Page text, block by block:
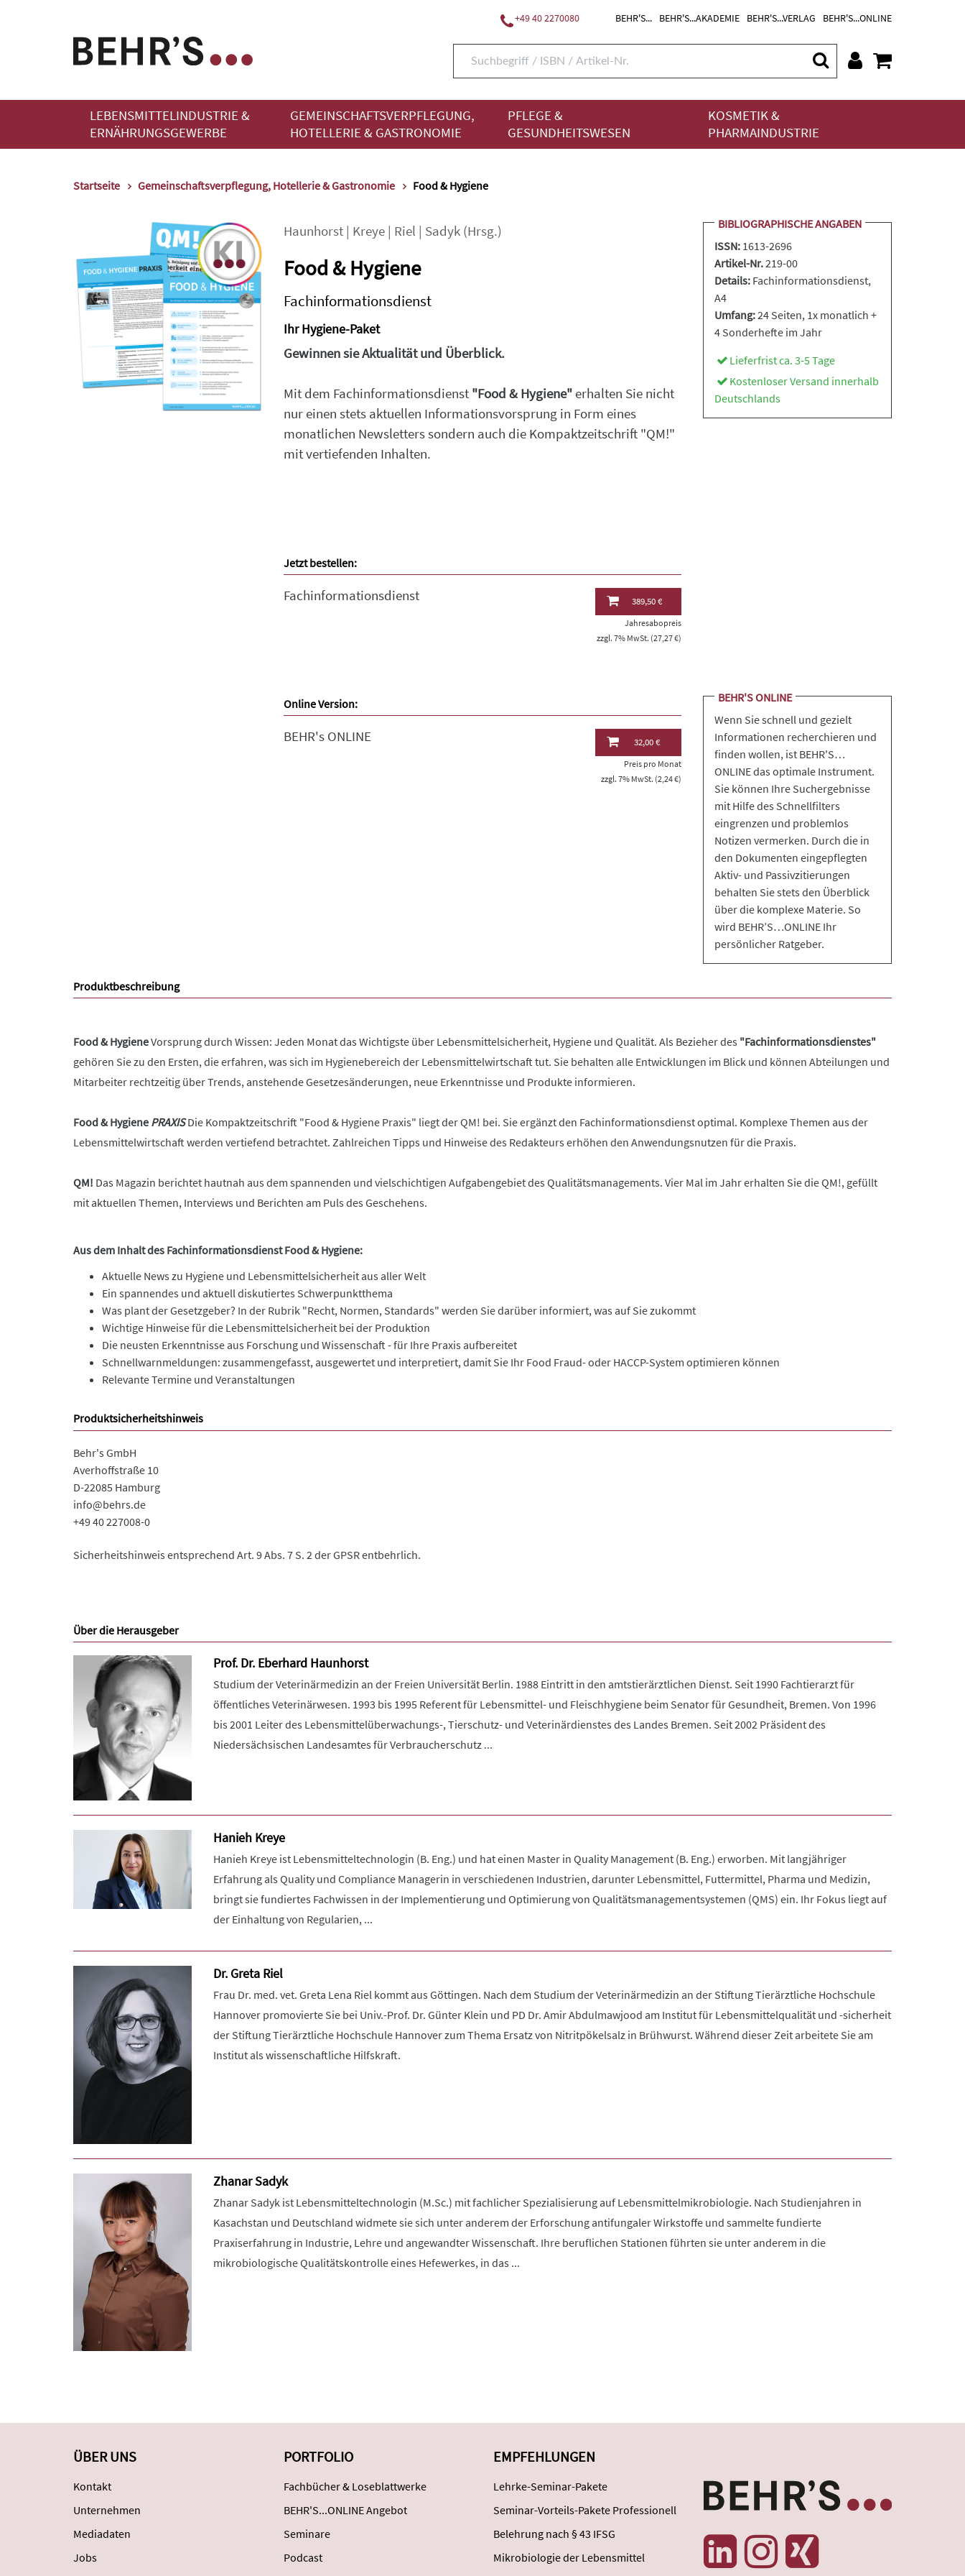
+49 40 2270080 BEHR'S... BEHR'S...AKADEMIE BEHR'S...VERLAG BEHR'S...ONLINE
LEBENSMITTELINDUSTRIE &
ERNÄHRUNGSGEWERBE
GEMEINSCHAFTSVERPFLEGUNG,
HOTELLERIE & GASTRONOMIE
PFLEGE &
GESUNDHEITSWESEN
KOSMETIK &
PHARMAINDUSTRIE
Startseite Gemeinschaftsverpflegung, Hotellerie & Gastronomie Food & Hygiene
Haunhorst| Kreye| Riel | Sadyk(Hrsg.)
Food & Hygiene
Fachinformationsdienst
Ihr Hygiene-Paket
Gewinnen sie Aktualität und Überblick.
Mit dem Fachinformationsdienst"Food & Hygiene"erhalten Sie nicht
nur einen stets aktuellen Informationsvorsprung in Form eines
monatlichen Newsletters sondern auch die Kompaktzeitschrift "QM!"
mit vertiefenden Inhalten.
BIBLIOGRAPHISCHE ANGABEN
ISSN: 1613-2696
Artikel-Nr.219-00
Details: Fachinformationsdienst,
A4
Umfang:24 Seiten, 1x monatlich +
4 Sonderhefte im Jahr
Lieferfrist ca. 3-5 Tage
Kostenloser Versand innerhalb
Deutschlands
Jetzt bestellen:
Fachinformationsdienst 389,50 €
Jahresabopreis
zzgl. 7% MwSt. (27,27 €)
Online Version:
BEHR's ONLINE 32,00 €
Preis pro Monat
zzgl. 7% MwSt. (2,24 €)
BEHR'S ONLINE
Wenn Sie schnell und gezielt
Informationen recherchieren und
finden wollen, ist BEHR'S…
ONLINE das optimale Instrument.
Sie können Ihre Suchergebnisse
mit Hilfe des Schnellfilters
eingrenzen und problemlos
Notizen vermerken. Durch die in
den Dokumenten eingepflegten
Aktiv- und Passivzitierungen
behalten Sie stets den Überblick
über die komplexe Materie. So
wird BEHR’S…ONLINE Ihr
persönlicher Ratgeber.
Produktbeschreibung
Food & HygieneVorsprung durch Wissen: Jeden Monat das Wichtigste über Lebensmittelsicherheit, Hygiene und Qualität. Als Bezieher des "Fachinformationsdienstes"
gehören Sie zu den Ersten, die erfahren, was sich im Hygienebereich der Lebensmittelwirtschaft tut. Sie behalten alle Entwicklungen im Blick und können Abteilungen und
Mitarbeiter rechtzeitig über Trends, anstehende Gesetzesänderungen, neue Erkenntnisse und Produkte informieren.
Food & Hygiene PRAXISDie Kompaktzeitschrift "Food & Hygiene Praxis" liegt der QM! bei. Sie ergänzt den Fachinformationsdienst optimal. Komplexe Themen aus der
Lebensmittelwirtschaft werden vertiefend betrachtet. Zahlreichen Tipps und Hinweise des Redakteurs erhöhen den Anwendungsnutzen für die Praxis.
QM! Das Magazin berichtet hautnah aus dem spannenden und vielschichtigen Aufgabengebiet des Qualitätsmanagements. Vier Mal im Jahr erhalten Sie die QM!, gefüllt
mit aktuellen Themen, Interviews und Berichten am Puls des Geschehens.
Aus dem Inhalt des FachinformationsdienstFood & Hygiene:
Aktuelle News zu Hygiene und Lebensmittelsicherheit aus aller Welt
Ein spannendes und aktuell diskutiertes Schwerpunktthema
Was plant der Gesetzgeber? In der Rubrik "Recht, Normen, Standards" werden Sie darüber informiert, was auf Sie zukommt
Wichtige Hinweise für die Lebensmittelsicherheit bei der Produktion
Die neusten Erkenntnisse aus Forschung und Wissenschaft - für Ihre Praxis aufbereitet
Schnellwarnmeldungen: zusammengefasst, ausgewertet und interpretiert, damit Sie Ihr Food Fraud- oder HACCP-System optimieren können
Relevante Termine und Veranstaltungen
Produktsicherheitshinweis
Behr's GmbH
Averhoffstraße 10
D-22085 Hamburg
info@behrs.de
+49 40 227008-0
Sicherheitshinweis entsprechend Art. 9 Abs. 7 S. 2 der GPSR entbehrlich.
Über die Herausgeber
Prof. Dr. Eberhard Haunhorst
Studium der Veterinärmedizin an der Freien Universität Berlin. 1988 Eintritt in den amtstierärztlichen Dienst. Seit 1990 Fachtierarzt für
öffentliches Veterinärwesen. 1993 bis 1995 Referent für Lebensmittel- und Fleischhygiene beim Senator für Gesundheit, Bremen. Von 1996
bis 2001 Leiter des Lebensmittelüberwachungs-, Tierschutz- und Veterinärdienstes des Landes Bremen. Seit 2002 Präsident des
Niedersächsischen Landesamtes für Verbraucherschutz ...
Hanieh Kreye
Hanieh Kreye ist Lebensmitteltechnologin (B. Eng.) und hat einen Master in Quality Management (B. Eng.) erworben. Mit langjähriger
Erfahrung als Quality und Compliance Managerin in verschiedenen Industrien, darunter Lebensmittel, Futtermittel, Pharma und Medizin,
bringt sie fundiertes Fachwissen in der Implementierung und Optimierung von Qualitätsmanagementsystemen (QMS) ein. Ihr Fokus liegt auf
der Einhaltung von Regularien, ...
Dr. Greta Riel
Frau Dr. med. vet. Greta Lena Riel kommt aus Göttingen. Nach dem Studium der Veterinärmedizin an der Stiftung Tierärztliche Hochschule
Hannover promovierte Sie bei Univ.-Prof. Dr. Günter Klein und PD Dr. Amir Abdulmawjood am Institut für Lebensmittelqualität und -sicherheit
der Stiftung Tierärztliche Hochschule Hannover zum Thema Ersatz von Nitritpökelsalz in Brühwurst. Während dieser Zeit arbeitete Sie am
Institut als wissenschaftliche Hilfskraft.
Zhanar Sadyk
Zhanar Sadyk ist Lebensmitteltechnologin (M.Sc.) mit fachlicher Spezialisierung auf Lebensmittelmikrobiologie. Nach Studienjahren in
Kasachstan und Deutschland widmete sie sich unter anderem der Erforschung antifungaler Wirkstoffe und sammelte fundierte
Praxiserfahrung in Industrie, Lehre und angewandter Wissenschaft. Ihre beruflichen Stationen führten sie unter anderem in die
mikrobiologische Qualitätskontrolle eines Hefewerkes, in das ...
ÜBER UNS
Kontakt
Unternehmen
Mediadaten
Jobs
PORTFOLIO
Fachbücher & Loseblattwerke
BEHR'S...ONLINE Angebot
Seminare
Podcast
EMPFEHLUNGEN
Lehrke-Seminar-Pakete
Seminar-Vorteils-Pakete Professionell
Belehrung nach § 43 IFSG
Mikrobiologie der Lebensmittel